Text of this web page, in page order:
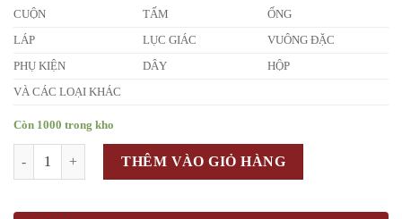
CUỘN TẤM ỐNG
LÁP LỤC GIÁC VUÔNG ĐẶC
PHỤ KIỆN DÂY HỘP
VÀ CÁC LOẠI KHÁC
Còn 1000 trong kho
THÊM VÀO GIỎ HÀNG